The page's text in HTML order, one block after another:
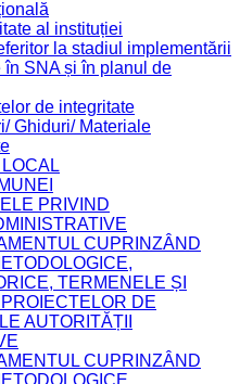
al instituției
la stadiul implementării
în SNA și în planul de
de integritate
Ghiduri/ Materiale
PRIVIND
CUPRINZÂND
TERMENELE ȘI
DE
AUTORITĂȚII
CUPRINZÂND